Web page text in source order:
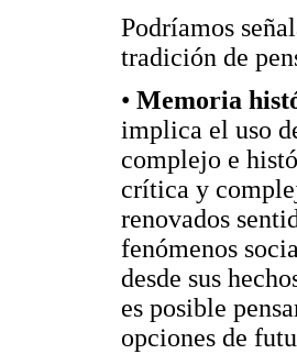
Podríamos
tradición de
• Memoria
implica el uso
complejo e
crítica y
renovados
fenómenos
desde sus
es posible
opciones de